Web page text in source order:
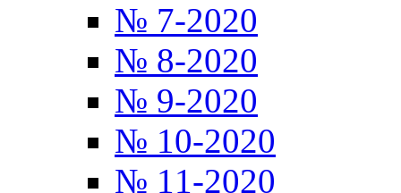
№ 7-2020
№ 8-2020
№ 9-2020
№ 10-2020
№ 11-2020